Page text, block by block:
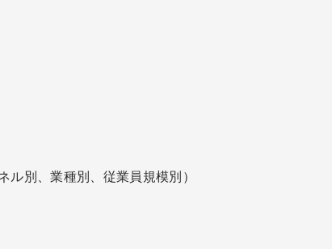
別、業種別、従業員規模別）